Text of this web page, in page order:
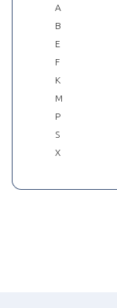
A
B
E
F
K
M
P
S
X